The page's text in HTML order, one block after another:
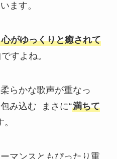
ます。
がゆっくりと癒されて
すよね。
らかな歌声が重なっ
み込む まさに“満ちて
マンスともぴったり重